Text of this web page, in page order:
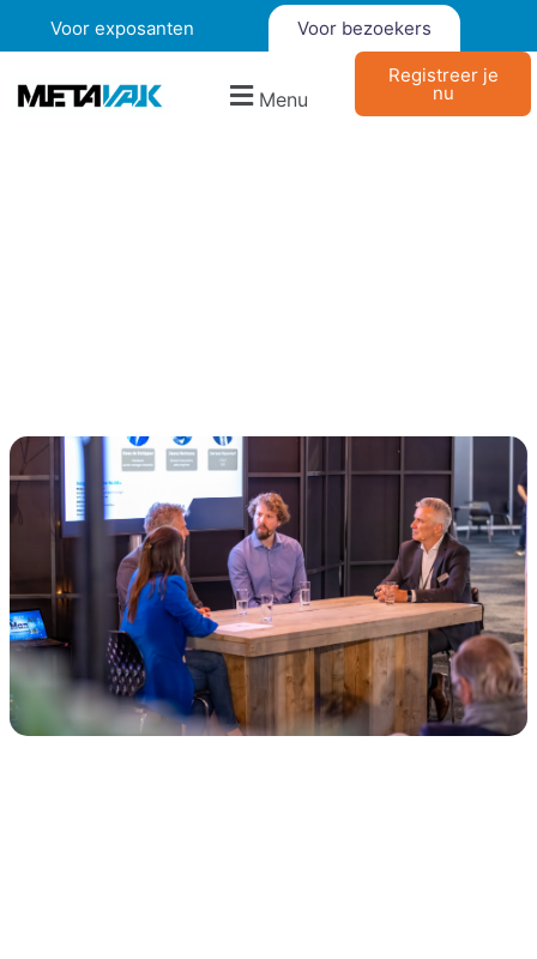
Voor exposanten Voor bezoekers
Menu
Registreer je
nu